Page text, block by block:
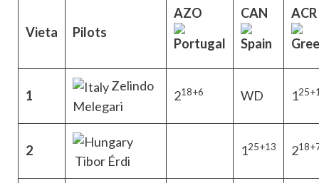
Vieta Pilots
AZO CAN ACR
1
Zelindo
Melegari
218+6 WD 1
2
Tibor Érdi
125+13 2